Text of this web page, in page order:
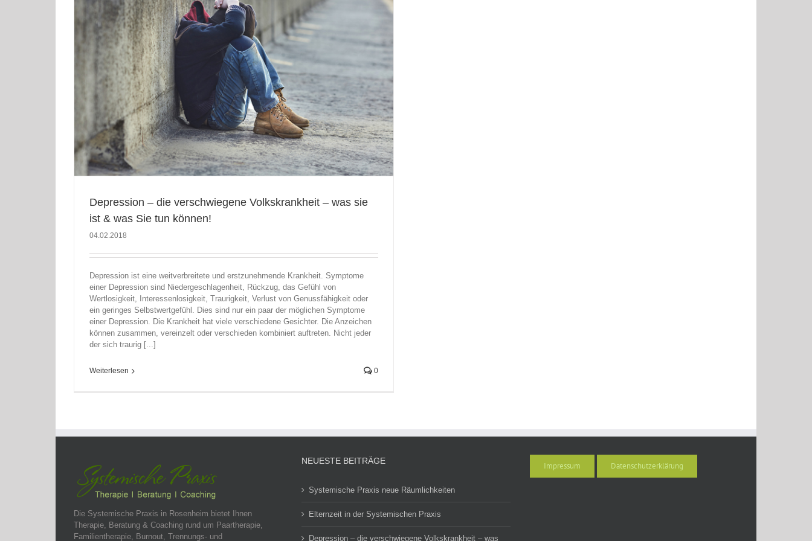
Depression – die verschwiegene Volkskrankheit – was sie
ist & was Sie tun können!
04.02.2018
Depression ist eine weitverbreitete und erstzunehmende Krankheit. Symptome
einer Depression sind Niedergeschlagenheit, Rückzug, das Gefühl von
Wertlosigkeit, Interessenlosigkeit, Traurigkeit, Verlust von Genussfähigkeit oder
ein geringes Selbstwertgefühl. Dies sind nur ein paar der möglichen Symptome
einer Depression. Die Krankheit hat viele verschiedene Gesichter. Die Anzeichen
können zusammen, vereinzelt oder verschieden kombiniert auftreten. Nicht jeder
der sich traurig [...]
Weiterlesen 0
Die Systemische Praxis in Rosenheim bietet Ihnen
Therapie, Beratung & Coaching rund um Paartherapie,
Familientherapie, Burnout, Trennungs- und
NEUESTE BEITRÄGE
Systemische Praxis neue Räumlichkeiten
Elternzeit in der Systemischen Praxis
Depression – die verschwiegene Volkskrankheit – was
Impressum Datenschutzerklärung